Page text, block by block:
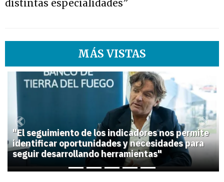
distintas especialidades”
MÁS VISTAS
1
"El seguimiento de los indicadores nos permite
identificar oportunidades y necesidades para
seguir desarrollando herramientas"
Previous Next